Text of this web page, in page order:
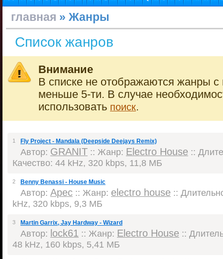
главная » Жанры
Список жанров
Внимание
В списке не отображаются жанры с
меньше 5-ти. В случае
использовать поиск.
1 Fly Project - Mandala (Deepside Deejays Remix)
Автор: GRANIT :: Жанр: Electro House ::
Качество: 44 kHz, 320 kbps, 11,8 МБ
2 Benny Benassi - House Music
Автор: Apec :: Жанр: electro house ::
kHz, 320 kbps, 9,3 МБ
3 Martin Garrix, Jay Hardway - Wizard
Автор: lock61 :: Жанр: Electro House ::
48 kHz, 160 kbps, 5,41 МБ